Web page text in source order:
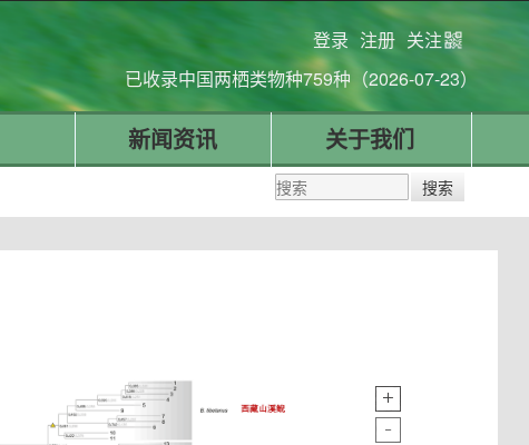
登录 注册 关注
已收录中国两栖类物种759种（2026-07-23）
新闻资讯 关于我们